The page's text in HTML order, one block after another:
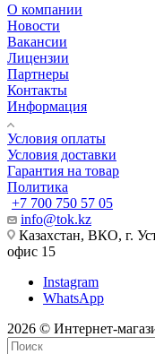
О компании
Новости
Вакансии
Лицензии
Партнеры
Контакты
Информация
Условия оплаты
Условия доставки
Гарантия на товар
Политика
+7 700 750 57 05
info@tok.kz
Казахстан, ВКО, г.
офис 15
Instagram
WhatsApp
2026 © Интернет-